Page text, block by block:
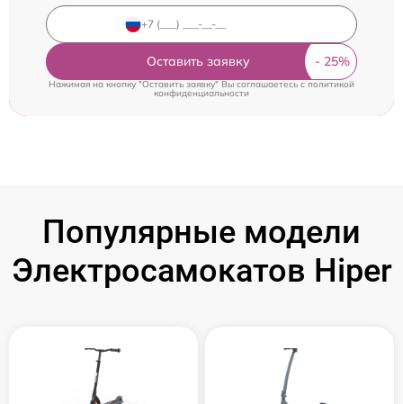
Оставить заявку
Нажимая на кнопку "Оставить заявку" Вы соглашаетесь cполитикой
конфиденциальности
Популярные модели
Электросамокатов Hiper